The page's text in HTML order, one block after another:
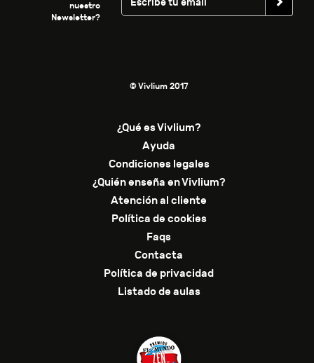
nuestro
Newsletter?
© Vivlium 2017
¿Qué es Vivlium?
Ayuda
Condiciones legales
¿Quién enseña en Vivlium?
Atención al cliente
Política de cookies
Faqs
Contacta
Política de privacidad
Listado de aulas